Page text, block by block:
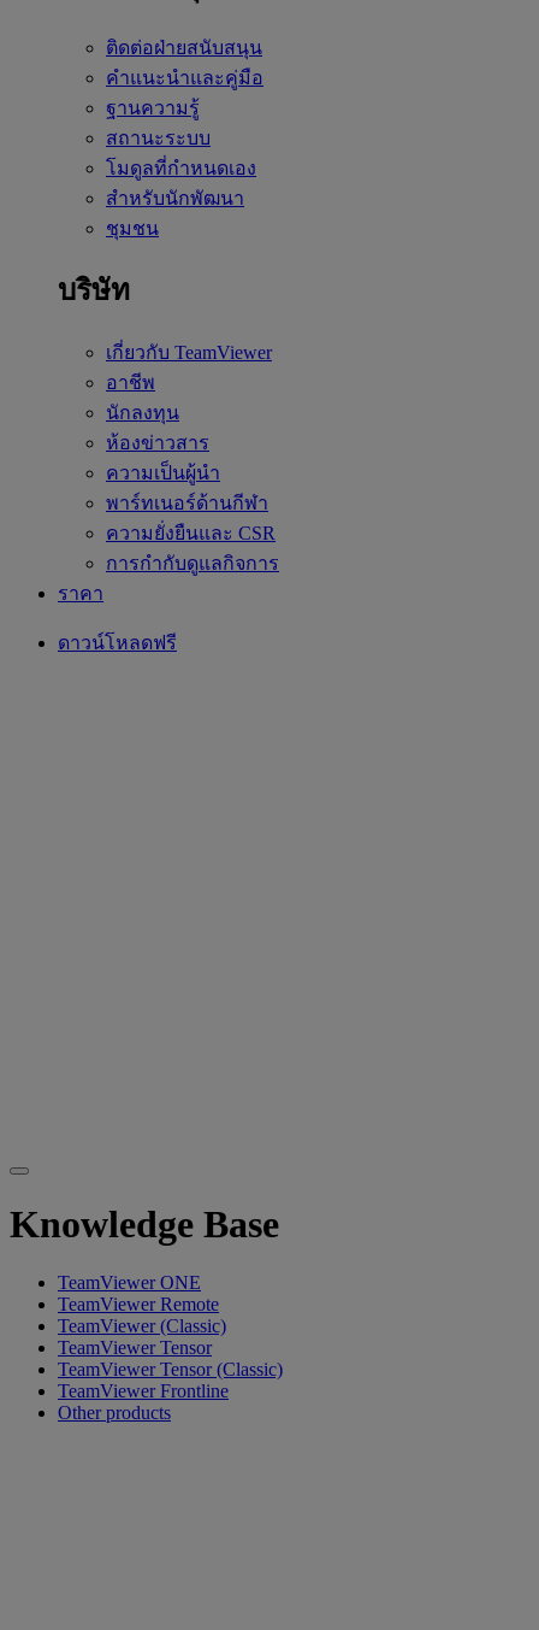
ติดต่อฝ่ายสนับสนุน
คำแนะนำและคู่มือ
ฐานความรู้
สถานะระบบ
โมดูลที่กำหนดเอง
สำหรับนักพัฒนา
ชุมชน
บริษัท
เกี่ยวกับ TeamViewer
อาชีพ
นักลงทุน
ห้องข่าวสาร
ความเป็นผู้นำ
พาร์ทเนอร์ด้านกีฬา
ความยั่งยืนและ CSR
การกำกับดูแลกิจการ
ราคา
ดาวน์โหลดฟรี
Knowledge Base
TeamViewer ONE
TeamViewer Remote
TeamViewer (Classic)
TeamViewer Tensor
TeamViewer Tensor (Classic)
TeamViewer Frontline
Other products